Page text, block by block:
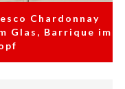
Chardonnay
Glas, Barrique im